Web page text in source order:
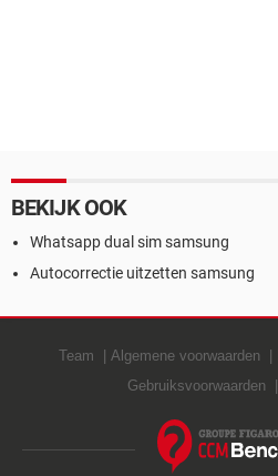
BEKIJK OOK
Whatsapp dual sim samsung
Autocorrectie uitzetten samsung
Team Algemene voorwaarden
Gebruiksvoorwaarden